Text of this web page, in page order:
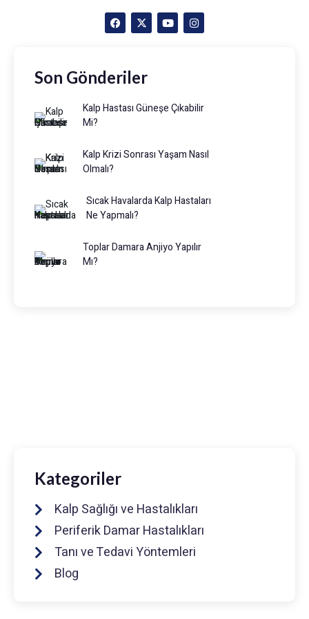
Son Gönderiler
Kalp Hastası Güneşe Çıkabilir
Mi?
Kalp Krizi Sonrası Yaşam Nasıl
Olmalı?
Sıcak Havalarda Kalp Hastaları
Ne Yapmalı?
Toplar Damara Anjiyo Yapılır
Mı?
Kategoriler
Kalp Sağlığı ve Hastalıkları
Periferik Damar Hastalıkları
Tanı ve Tedavi Yöntemleri
Blog